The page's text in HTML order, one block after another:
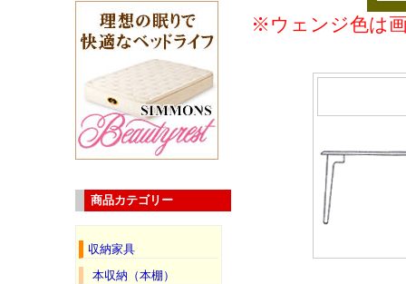
※ウェンジ色は
商品カテゴリー
収納家具
本収納（本棚）